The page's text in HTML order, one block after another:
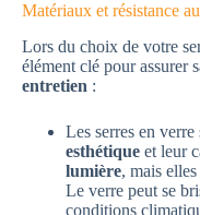
Matériaux et résistance
Lors du choix de votre
élément clé pour assurer
entretien :
Les serres en
esthétique et leur
lumière, mais
Le verre peut se
conditions